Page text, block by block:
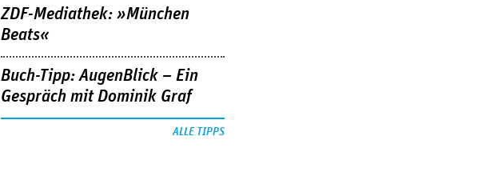
ZDF-Mediathek: »München
Beats«
Buch-Tipp: AugenBlick – Ein
Gespräch mit Dominik Graf
ALLE TIPPS